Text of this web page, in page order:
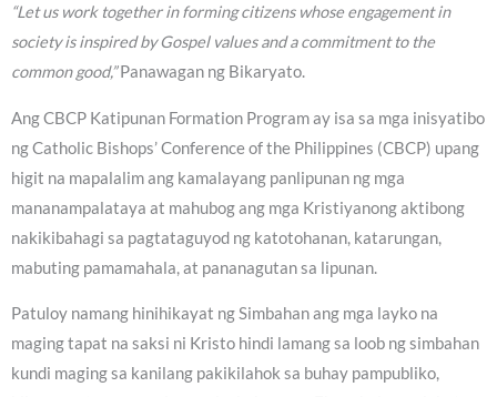
“Let us work together in forming citizens whose engagement in
society is inspired by Gospel values and a commitment to the
common good,”Panawagan ng Bikaryato.
Ang CBCP Katipunan Formation Program ay isa sa mga inisyatibo
ng Catholic Bishops’ Conference of the Philippines (CBCP) upang
higit na mapalalim ang kamalayang panlipunan ng mga
mananampalataya at mahubog ang mga Kristiyanong aktibong
nakikibahagi sa pagtataguyod ng katotohanan, katarungan,
mabuting pamamahala, at pananagutan sa lipunan.
Patuloy namang hinihikayat ng Simbahan ang mga layko na
maging tapat na saksi ni Kristo hindi lamang sa loob ng simbahan
kundi maging sa kanilang pakikilahok sa buhay pampubliko,